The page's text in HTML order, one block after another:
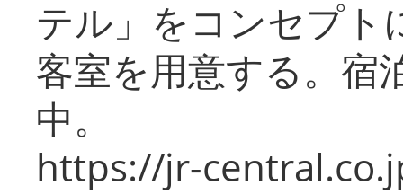
テル」をコンセプト
客室を用意する。宿
中。
https://jr-